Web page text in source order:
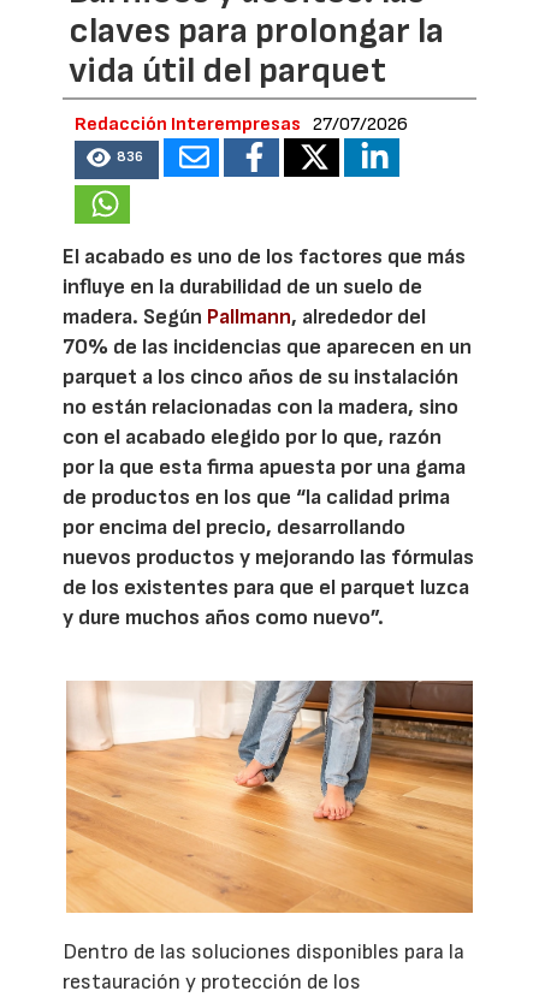
claves para prolongar la
vida útil del parquet
Redacción Interempresas 27/07/2026
836
El acabado es uno de los factores que más
influye en la durabilidad de un suelo de
madera. Según Pallmann, alrededor del
70% de las incidencias que aparecen en un
parquet a los cinco años de su instalación
no están relacionadas con la madera, sino
con el acabado elegido por lo que, razón
por la que esta firma apuesta por una gama
de productos en los que “la calidad prima
por encima del precio, desarrollando
nuevos productos y mejorando las fórmulas
de los existentes para que el parquet luzca
y dure muchos años como nuevo”.
Dentro de las soluciones disponibles para la
restauración y protección de los